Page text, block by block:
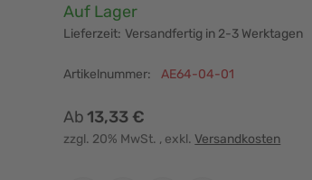
Verfügbarkeit:
Auf Lager
Lieferzeit: Versandfertig in 2-3 Werktagen
Artikelnummer: AE64-04-01
Ab13,33 €
zzgl. 20% MwSt. , exkl. Versandkosten